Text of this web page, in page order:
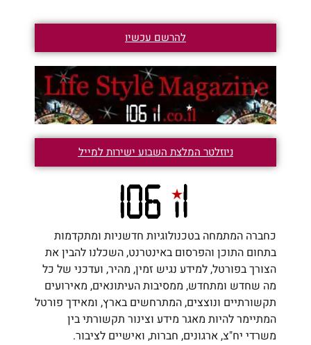
להרשם עכשיו
ניוזלטר המלצת השבוע ישירות למייל
כחברה המתמחה בטכנולוגיות חדשניות ומתקדמות
בתחום התוכן והפרסום באינטרנט, השכלנו להבין את
הצורך בפורטל, למידע נגיש זמין, מהיר, ועדכני של כל
מה שחדש ומתחדש, ממסיבות העיתונאים, מאירועים
תקשורתיים ונוצצים, המתרחשים בארץ, ומאידך פורטל
המתיימר להיות מאגר מידע וצינור תקשורתי בין
משרדי יח"צ, ארגונים, חברות, ואישיים לציבור.